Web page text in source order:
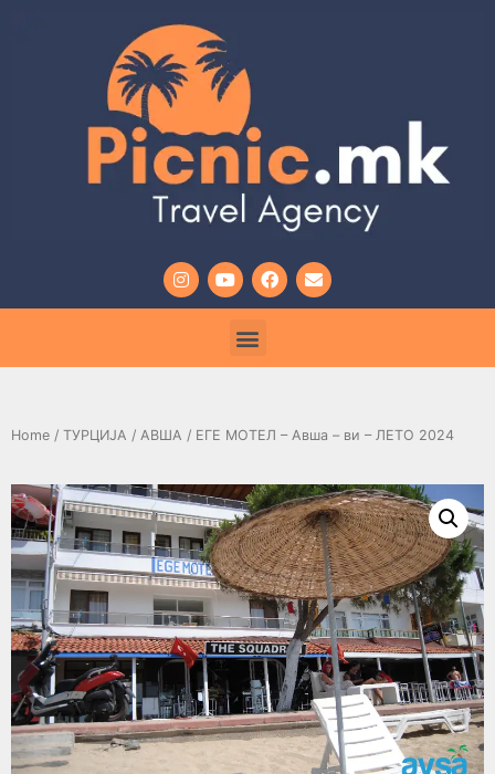
Home / ТУРЦИЈА / АВША / ЕГЕ МОТЕЛ – Авша – ви – ЛЕТО 2024